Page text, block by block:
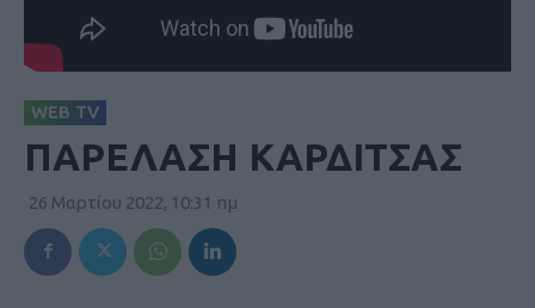
WEB TV
ΠΑΡΕΛΑΣΗ ΚΑΡΔΙΤΣΑΣ
26 Μαρτίου 2022, 10:31 πμ